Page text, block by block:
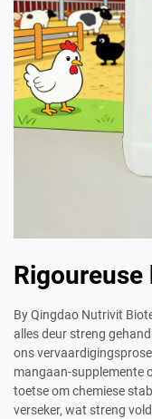
By Qingdao Nutrivit
alles deur streng
ons
mangaan-supplemente
toetse om chemiese
verseker, wat streng